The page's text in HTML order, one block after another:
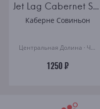
Jet Lag Cabernet Sauvignon
Каберне Совиньон
Центральная Долина · Чили
1250 ₽